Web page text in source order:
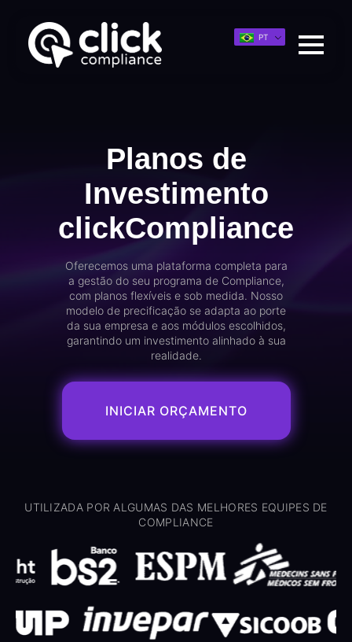
PT
Planos de
Investimento
clickCompliance
Oferecemos uma plataforma completa para
a gestão do seu programa de Compliance,
com planos flexíveis e sob medida. Nosso
modelo de precificação se adapta ao porte
da sua empresa e aos módulos escolhidos,
garantindo um investimento alinhado à sua
realidade.
INICIAR ORÇAMENTO
UTILIZADA POR ALGUMAS DAS MELHORES EQUIPES DE
COMPLIANCE